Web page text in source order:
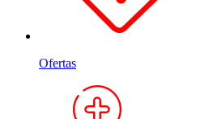
Ofertas